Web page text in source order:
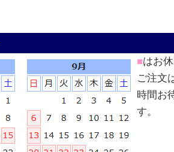
■はお
ご注文
時間お
す。